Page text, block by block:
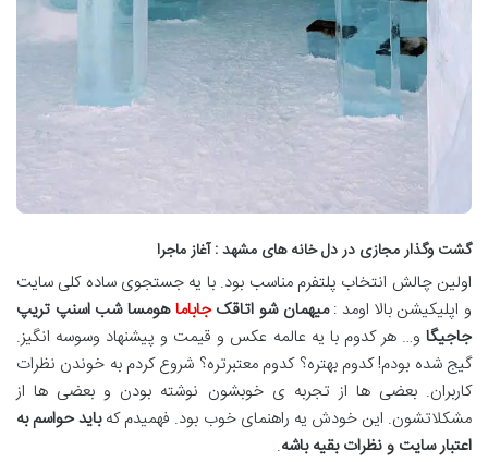
گشت وگذار مجازی در دل خانه های مشهد : آغاز ماجرا
اولین چالش انتخاب پلتفرم مناسب بود. با یه جستجوی ساده کلی سایت
و اپلیکیشن بالا اومد :میهمان شو اتاقکجاباماهومسا شب اسنپ تریپ
جاجیگا و… هر کدوم با یه عالمه عکس و قیمت و پیشنهاد وسوسه انگیز.
گیج شده بودم! کدوم بهتره؟ کدوم معتبرتره؟ شروع کردم به خوندن نظرات
کاربران. بعضی ها از تجربه ی خوبشون نوشته بودن و بعضی ها از
مشکلاتشون. این خودش یه راهنمای خوب بود. فهمیدم کهباید حواسم به
اعتبار سایت و نظرات بقیه باشه.